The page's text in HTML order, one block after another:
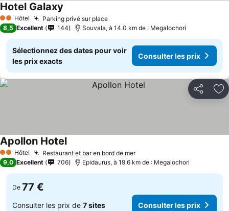
2 Étoiles
Hôtel Parking privé sur place
Hotel Galaxy
8,5 Excellent 144 Souvala, à 14.0 km de : Megalochori
Sélectionnez des dates pour voir
les prix exacts
Consulter les prix
Partager
2 Étoiles
Hôtel Restaurant et bar en bord de mer
Apollon Hotel
9,0 Excellent 706 Epidaurus, à 19.6 km de : Megalochori
De 77 €
Consulter les prix de 7 sites Consulter les prix